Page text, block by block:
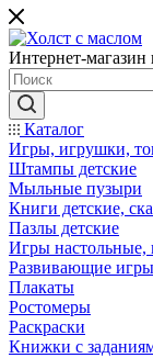
Интернет-магазин
Каталог
Игры, игрушки,
Штампы детские
Мыльные пузыри
Книги детские,
Пазлы детские
Игры настольные,
Развивающие
Плакаты
Ростомеры
Раскраски
Книжки с